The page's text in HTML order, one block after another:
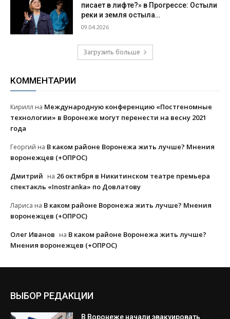
писает в лифте?» в Прогрессе: Остыли
реки и земля остыла…
09.04.2026
Загрузить больше
КОММЕНТАРИИ
Кирилл на Международную конференцию «Постгеномные
технологии» в Воронеже могут перенести на весну 2021
года
Георгий на В каком районе Воронежа жить лучше? Мнения
воронежцев (+ОПРОС)
Дмитрий на 26 октября в Никитинском театре премьера
спектакль «Inostranka» по Довлатову
Лариса на В каком районе Воронежа жить лучше? Мнения
воронежцев (+ОПРОС)
Олег Иванов на В каком районе Воронежа жить лучше?
Мнения воронежцев (+ОПРОС)
ВЫБОР РЕДАКЦИИ
В Воронеже начали эвакуировать